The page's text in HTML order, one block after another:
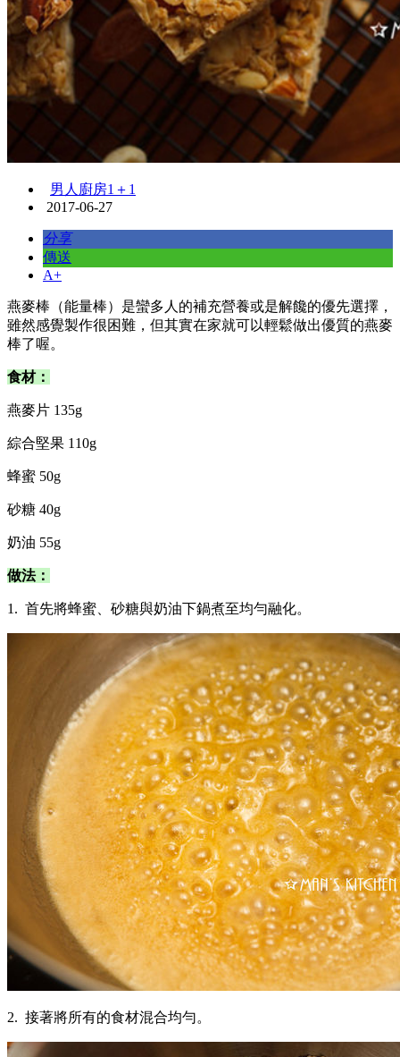
男人廚房1＋1
2017-06-27
分享
傳送
A+
燕麥棒（能量棒）是蠻多人的補充營養或是解饞的優先選擇，
雖然感覺製作很困難，但其實在家就可以輕鬆做出優質的燕麥
棒了喔。
食材：
燕麥片 135g
綜合堅果 110g
蜂蜜 50g
砂糖 40g
奶油 55g
做法：
1. 首先將蜂蜜、砂糖與奶油下鍋煮至均勻融化。
2. 接著將所有的食材混合均勻。